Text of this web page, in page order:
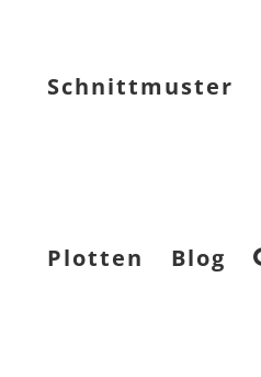
Schnittmuster
Plotten Blog